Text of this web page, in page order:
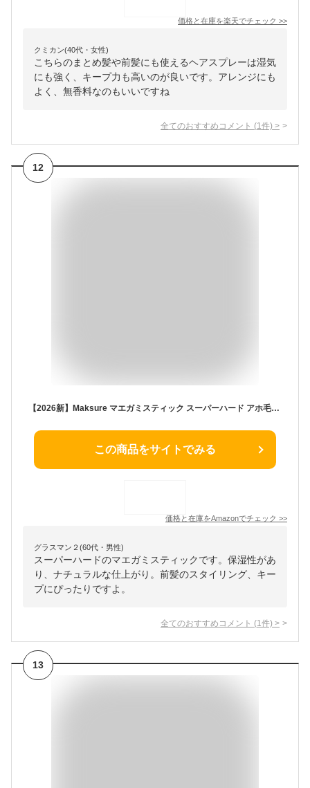
価格と在庫を楽天でチェック >>
クミカン(40代・女性)
こちらのまとめ髪や前髪にも使えるヘアスプレーは湿気
にも強く、キープ力も高いのが良いです。アレンジにも
よく、無香料なのもいいですね
全てのおすすめコメント (1 件) >
12
【2026新】Maksure マエガミスティック スーパーハード アホ毛直し/前髪キープ 後毛・はね毛固定 マスカラブラシ タイプ うねり髪まっすぐキープ 自然な仕上がり 保湿ケアで一日中整う ポイントリペアスタイリングワックス ヘアケア ヘアジェル 15ml
この商品をサイトでみる
価格と在庫をAmazonでチェック >>
グラスマン２(60代・男性)
スーパーハードのマエガミスティックです。保湿性があ
り、ナチュラルな仕上がり。前髪のスタイリング、キー
プにぴったりですよ。
全てのおすすめコメント (1 件) >
13